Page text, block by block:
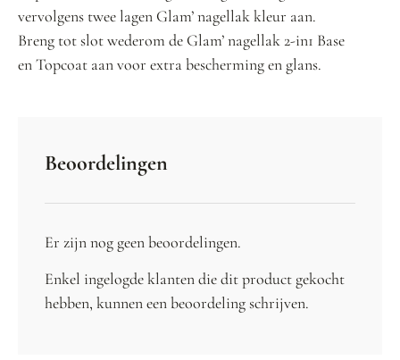
vervolgens twee lagen Glam’ nagellak kleur aan.
Breng tot slot wederom de Glam’ nagellak 2-in1 Base
en Topcoat aan voor extra bescherming en glans.
Beoordelingen
Er zijn nog geen beoordelingen.
Enkel ingelogde klanten die dit product gekocht
hebben, kunnen een beoordeling schrijven.